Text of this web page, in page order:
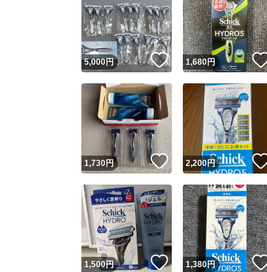
5,000円 いいね！
1,680円
1,730円 いいね！
2,200円
1,500円 いいね！
1,380円